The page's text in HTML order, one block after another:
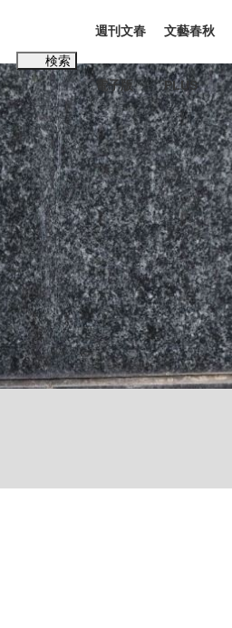
手が明かす...
検索
週刊文春
電子版
文藝春秋
PLUS